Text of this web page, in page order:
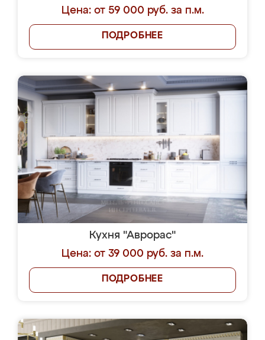
Цена: от 59 000 руб. за п.м.
ПОДРОБНЕЕ
Кухня "Аврорас"
Цена: от 39 000 руб. за п.м.
ПОДРОБНЕЕ